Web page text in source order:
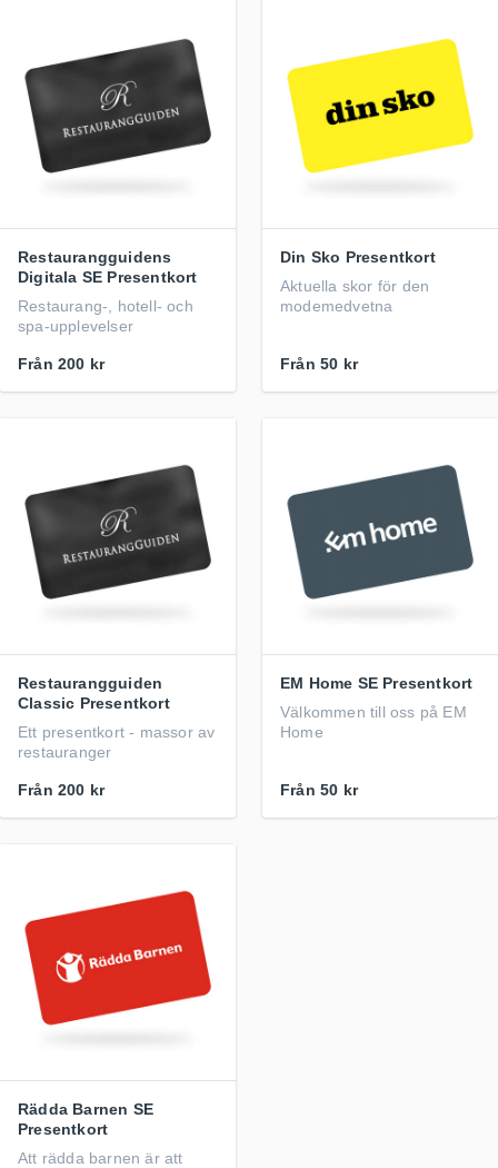
Restaurangguidens
Digitala SE Presentkort
Restaurang-, hotell- och
spa-upplevelser
Från 200 kr
Din Sko Presentkort
Aktuella skor för den
modemedvetna
Från 50 kr
Restaurangguiden
Classic Presentkort
Ett presentkort - massor av
restauranger
Från 200 kr
EM Home SE Presentkort
Välkommen till oss på EM
Home
Från 50 kr
Rädda Barnen SE
Presentkort
Att rädda barnen är att